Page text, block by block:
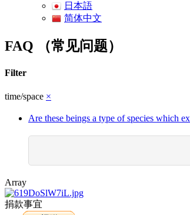
日本語
简体中文
FAQ （常见问题）
Filter
time/space ×
Are these beings a type of species which
Array
捐款事宜